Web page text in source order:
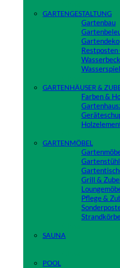
GARTENGESTALTUNG
Gartenbau
Gartendeko
GARTENHÄUSER &
Farben &
GARTENMÖBEL
Grill &
Pflege &
SAUNA
POOL